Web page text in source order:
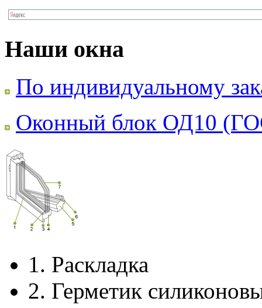
Наши окна
По индивидуальному
Оконный блок ОД10
1. Раскладка
2. Герметик